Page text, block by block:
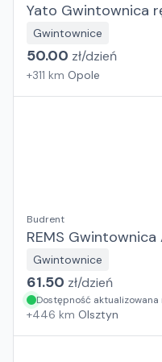
Yato Gwintownica
Gwintownice
50.00 zł/dzień
+311 km Opole
Budrent
REMS Gwintownica
Gwintownice
61.50 zł/dzień
Dostępność aktualizowana
+446 km Olsztyn